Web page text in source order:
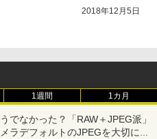
2018年12月5日
1週間 1カ月
でなかった？「RAW＋JPEG派」
ラデフォルトのJPEGを大切にす